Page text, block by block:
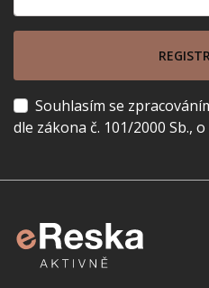
Souhlasím se
dle zákona č. 101/2000 Sb.,